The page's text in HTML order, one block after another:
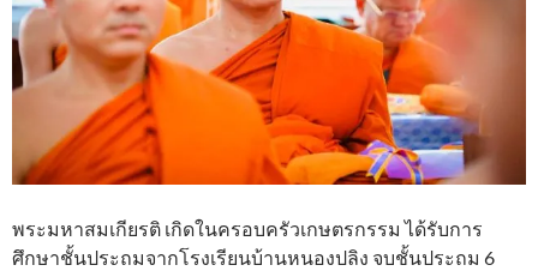
พระมหาสมเกียรติ เกิดในครอบครัวเกษตรกรรม ได้รับการ
ศึกษาชั้นประถมจากโรงเรียนบ้านหนองปลิง จบชั้นประถม 6